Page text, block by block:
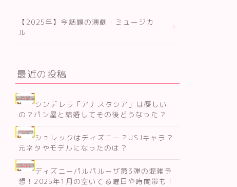
【2025年】今話題の演劇・ミュージカ
ル
最近の投稿
シンデレラ「アナスタシア」は優しい
の？パン屋と結婚してその後どうなった？
シュレックはディズニー？USJキャラ？
元ネタやモデルになったのは？
ディズニーパルパルーザ第3弾の混雑予
想！2025年1月の空いてる曜日や時間帯も！